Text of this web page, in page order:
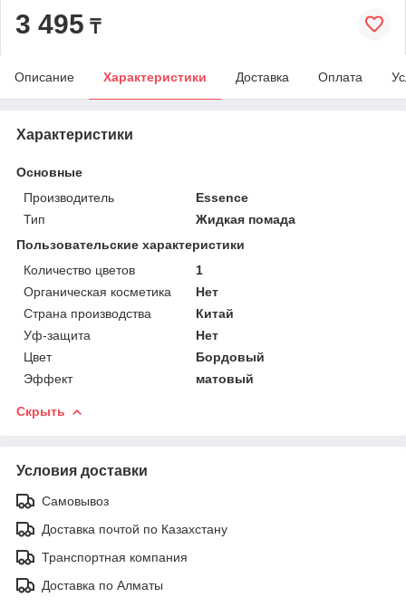
3 495 ₸
Описание Характеристики Доставка Оплата
Характеристики
Основные
Производитель
Essence
Тип
Жидкая помада
Пользовательские характеристики
Количество цветов
1
Органическая косметика
Нет
Страна производства
Китай
Уф-защита
Нет
Цвет
Бордовый
Эффект
матовый
Скрыть
Условия доставки
Самовывоз
Доставка почтой по Казахстану
Транспортная компания
Доставка по Алматы